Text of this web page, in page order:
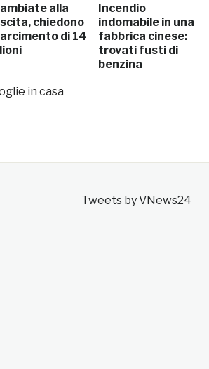
alla
chiedono
di 14
Incendio
indomabile in una
fabbrica cinese:
trovati fusti di
benzina
in casa
Tweets by VNews24